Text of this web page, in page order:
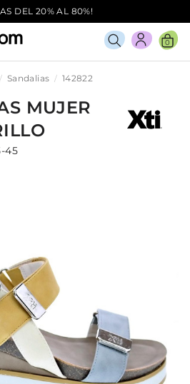
DEL 20% AL 80%!
0
Sandalias 142822
MUJER
45